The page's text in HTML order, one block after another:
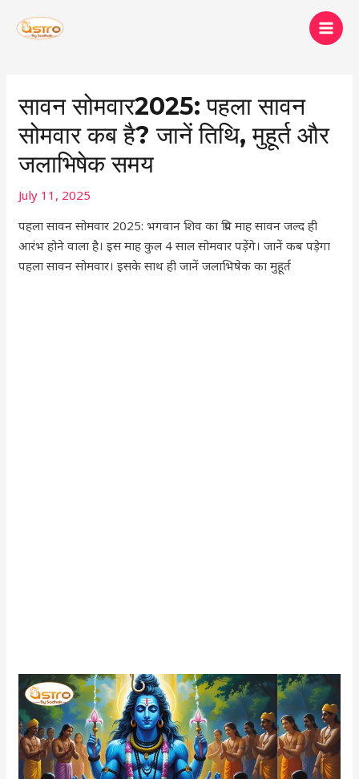
सावन सोमवार2025: पहला सावन
सोमवार कब है? जानें तिथि, मुहूर्त और
जलाभिषेक समय
July 11, 2025
पहला सावन सोमवार 2025: भगवान शिव का प्रिय माह सावन जल्द ही
आरंभ होने वाला है। इस माह कुल 4 साल सोमवार पड़ेंगे। जानें कब पड़ेगा
पहला सावन सोमवार। इसके साथ ही जानें जलाभिषेक का मुहूर्त